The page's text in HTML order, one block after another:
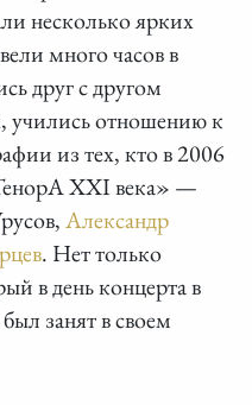
несколько ярких
много часов в
друг с другом
учились отношению к
из тех, кто в 2006
XXI века» —
Александр
. Нет только
в день концерта в
занят в своем